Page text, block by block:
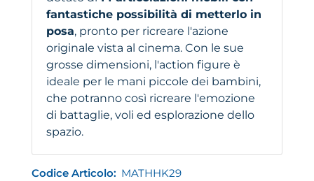
fantastiche possibilità di metterlo in
posa, pronto per ricreare l'azione
originale vista al cinema. Con le sue
grosse dimensioni, l'action figure è
ideale per le mani piccole dei bambini,
che potranno così ricreare l'emozione
di battaglie, voli ed esplorazione dello
spazio.
Codice Articolo: MATHHK29